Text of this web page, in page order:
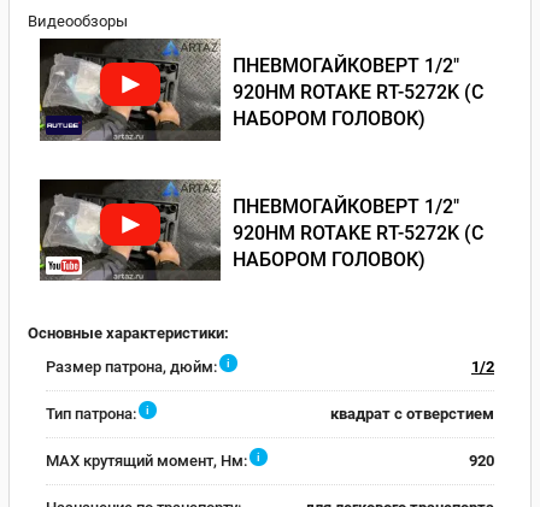
Видеообзоры
ПНЕВМОГАЙКОВЕРТ 1/2"
920НМ ROTAKE RT-5272K (С
НАБОРОМ ГОЛОВОК)
ПНЕВМОГАЙКОВЕРТ 1/2"
920НМ ROTAKE RT-5272K (С
НАБОРОМ ГОЛОВОК)
Основные характеристики:
Размер патрона, дюйм:
i 1/2
Тип патрона: i квадрат с отверстием
MAX крутящий момент, Нм: i 920